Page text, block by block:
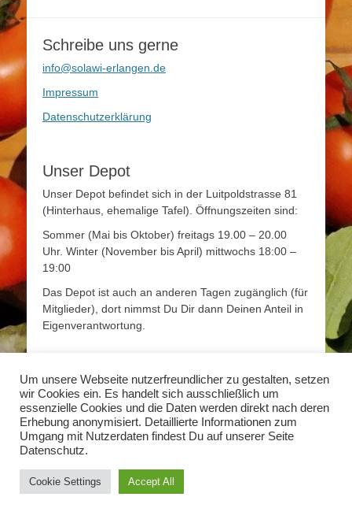
Schreibe uns gerne
info@solawi-erlangen.de
Impressum
Datenschutzerklärung
Unser Depot
Unser Depot befindet sich in der Luitpoldstrasse 81
(Hinterhaus, ehemalige Tafel). Öffnungszeiten sind:
Sommer (Mai bis Oktober) freitags 19.00 – 20.00
Uhr. Winter (November bis April) mittwochs 18:00 –
19:00
Das Depot ist auch an anderen Tagen zugänglich (für
Mitglieder), dort nimmst Du Dir dann Deinen Anteil in
Eigenverantwortung.
Mehr Infos
Mehr Informationen zum Thema Solidarische
Landwirtschaft findet Ihr unterwww.solidarische-
landwirtschaft.org
Copyright © 2026 Solidarische Landwirtschaft Erlangen
vorbehalten.
Um unsere Webseite nutzerfreundlicher zu gestalten, setzen
wir Cookies ein. Es handelt sich ausschließlich um
essenzielle Cookies und die Daten werden direkt nach deren
Erhebung anonymisiert. Detaillierte Informationen zum
Umgang mit Nutzerdaten findest Du auf unserer Seite
Datenschutz.
Cookie Settings Accept All